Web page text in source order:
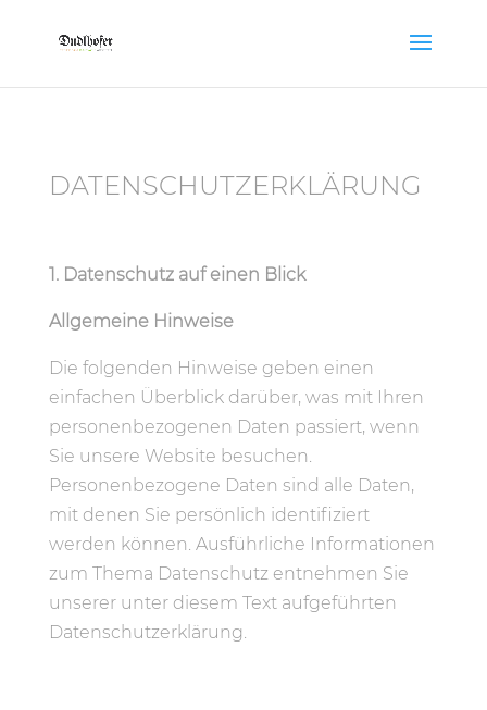
DATENSCHUTZERKLÄRUNG
1. Datenschutz auf einen Blick
Allgemeine Hinweise
Die folgenden Hinweise geben einen
einfachen Überblick darüber, was mit Ihren
personenbezogenen Daten passiert, wenn
Sie unsere Website besuchen.
Personenbezogene Daten sind alle Daten,
mit denen Sie persönlich identifiziert
werden können. Ausführliche Informationen
zum Thema Datenschutz entnehmen Sie
unserer unter diesem Text aufgeführten
Datenschutzerklärung.